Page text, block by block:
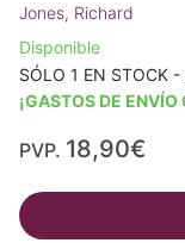
Jones, Richard
Disponible
SÓLO 1 EN STOCK
¡GASTOS DE ENVÍO
PVP. 18,90€